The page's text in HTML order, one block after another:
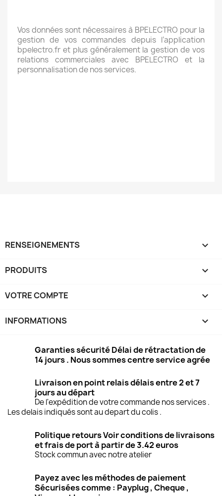
Vos données sont nécessaires à BPELECTRO pour la
gestion de vos commandes depuis l’application
bpelectro.fr et plus généralement la gestion de vos
relations commerciales avec BPELECTRO et la
personnalisation de nos services.
RENSEIGNEMENTS 
PRODUITS 
VOTRE COMPTE 
INFORMATIONS keyboard_arrow_down
Garanties sécurité Délai de rétractation de
14 jours . Nous sommes centre service agrée
Livraison en point relais délais entre 2 et 7
jours au départ
De l'expédition de votre commande nos services .
Les delais indiqués sont au depart du colis .
Politique retours Voir conditions de livraisons
et frais de port à partir de 3.42 euros
Stock commun avec notre atelier
Payez avec les méthodes de paiement
Sécurisées comme : Payplug , Cheque ,